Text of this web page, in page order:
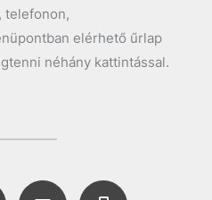
telefonon,
elérhető űrlap
néhány kattintással.
E
M